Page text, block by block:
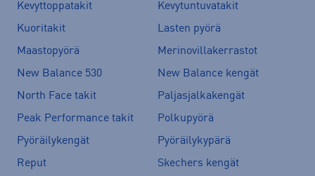
Kevyttoppatakit
Kevytuntuvatakit
Kuoritakit
Lasten pyörä
Maastopyörä
Merinovillakerrastot
New Balance 530
New Balance kengät
North Face takit
Paljasjalkakengät
Peak Performance takit
Polkupyörä
Pyöräilykengät
Pyöräilykypärä
Reput
Skechers kengät